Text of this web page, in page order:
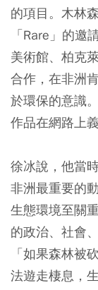
的項目。木林
「Rare」的
美術館、柏克
合作，在非洲
於環保的意識
作品在網路上
徐冰說，他當
非洲最重要的
生態環境至關
的政治、社會
「如果森林被
法遊走棲息，